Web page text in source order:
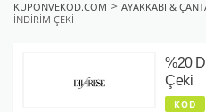
KUPONVEKOD.COM > AYAKKABI &
İNDIRIM ÇEKI
%20
Çeki
KOD